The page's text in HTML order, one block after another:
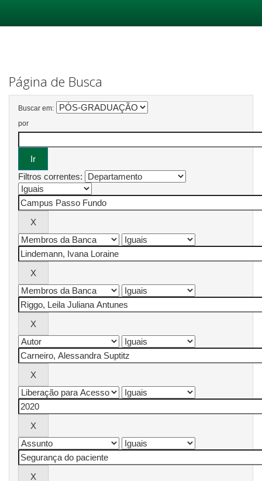
Página de Busca
Buscar em:
por
Filtros correntes: